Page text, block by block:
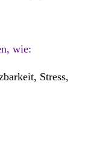
wie:
Stress,